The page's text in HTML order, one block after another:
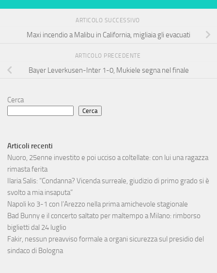
ARTICOLO SUCCESSIVO
Maxi incendio a Malibu in California, migliaia gli evacuati
ARTICOLO PRECEDENTE
Bayer Leverkusen-Inter 1-0, Mukiele segna nel finale
Cerca
Cerca
Articoli recenti
Nuoro, 25enne investito e poi ucciso a coltellate: con lui una ragazza
rimasta ferita
Ilaria Salis: “Condanna? Vicenda surreale, giudizio di primo grado si è
svolto a mia insaputa”
Napoli ko 3-1 con l’Arezzo nella prima amichevole stagionale
Bad Bunny e il concerto saltato per maltempo a Milano: rimborso
biglietti dal 24 luglio
Fakir, nessun preavviso formale a organi sicurezza sul presidio del
sindaco di Bologna